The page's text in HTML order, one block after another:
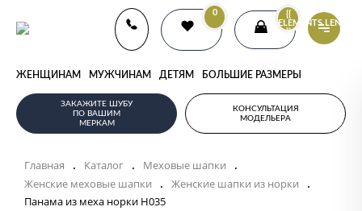
0
{{
ELEMENTS.LENGTH
}}
ЖЕНЩИНАМ МУЖЧИНАМ ДЕТЯМ БОЛЬШИЕ РАЗМЕРЫ
ЗАКАЖИТЕ ШУБУ
ПО ВАШИМ
МЕРКАМ
КОНСУЛЬТАЦИЯ
МОДЕЛЬЕРА
Главная . Каталог . Меховые шапки .
Женские меховые шапки . Женские шапки из норки .
Панама из меха норки Н035